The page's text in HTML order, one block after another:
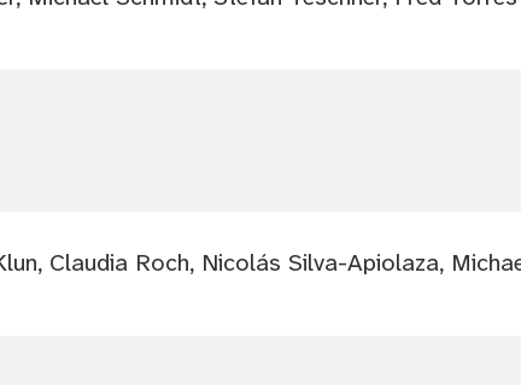
Claudia Roch, Nicolás Silva-Apiolaza,